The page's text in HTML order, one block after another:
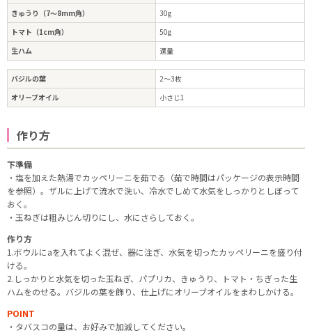
きゅうり（7〜8mm角）
30g
トマト（1cm角）
50g
生ハム
適量
バジルの葉
2～3枚
オリーブオイル
小さじ1
作り方
下準備
・塩を加えた熱湯でカッペリーニを茹でる（茹で時間はパッケージの表示時間
を参照）。ザルに上げて流水で洗い、冷水でしめて水気をしっかりとしぼって
おく。
・玉ねぎは粗みじん切りにし、水にさらしておく。
作り方
1.ボウルにaを入れてよく混ぜ、器に注ぎ、水気を切ったカッペリーニを盛り付
ける。
2.しっかりと水気を切った玉ねぎ、パプリカ、きゅうり、トマト・ちぎった生
ハムをのせる。バジルの葉を飾り、仕上げにオリーブオイルをまわしかける。
POINT
・タバスコの量は、お好みで加減してください。